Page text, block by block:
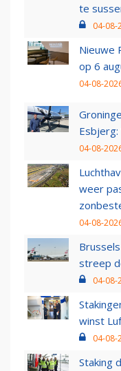
te
04-08-
Nieuwe
op 6
04-08-
04-08-
weer
04-08-
streep
04-08-
winst
04-08-
Staking